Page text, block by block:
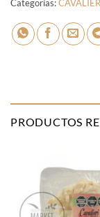
Categorías:
PRODUCTOS